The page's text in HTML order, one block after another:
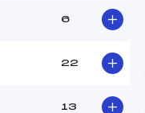
6
22
13